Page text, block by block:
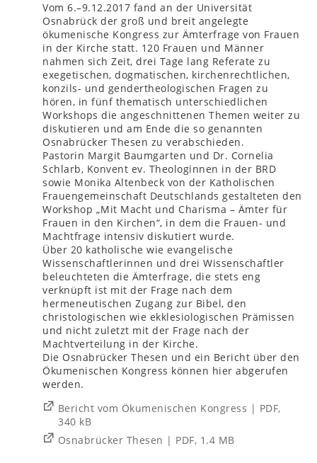
Vom 6.–9.12.2017 fand an der Universität
Osnabrück der groß und breit angelegte
ökumenische Kongress zur Ämterfrage von Frauen
in der Kirche statt. 120 Frauen und Männer
nahmen sich Zeit, drei Tage lang Referate zu
exegetischen, dogmatischen, kirchenrechtlichen,
konzils- und gendertheologischen Fragen zu
hören, in fünf thematisch unterschiedlichen
Workshops die angeschnittenen Themen weiter zu
diskutieren und am Ende die so genannten
Osnabrücker Thesen zu verabschieden.
Pastorin Margit Baumgarten und Dr. Cornelia
Schlarb, Konvent ev. Theologinnen in der BRD
sowie Monika Altenbeck von der Katholischen
Frauengemeinschaft Deutschlands gestalteten den
Workshop „Mit Macht und Charisma – Ämter für
Frauen in den Kirchen“, in dem die Frauen- und
Machtfrage intensiv diskutiert wurde.
Über 20 katholische wie evangelische
Wissenschaftlerinnen und drei Wissenschaftler
beleuchteten die Ämterfrage, die stets eng
verknüpft ist mit der Frage nach dem
hermeneutischen Zugang zur Bibel, den
christologischen wie ekklesiologischen Prämissen
und nicht zuletzt mit der Frage nach der
Machtverteilung in der Kirche.
Die Osnabrücker Thesen und ein Bericht über den
Ökumenischen Kongress können hier abgerufen
werden.
Bericht vom Ökumenischen Kongress | PDF,
340 kB
Osnabrücker Thesen | PDF, 1.4 MB